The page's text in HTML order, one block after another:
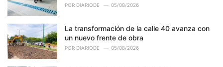
POR DIARIODE 05/08/2026
La transformación de la calle 40 avanza con
un nuevo frente de obra
POR DIARIODE 05/08/2026